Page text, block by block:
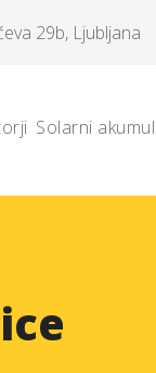
29b, Ljubljana
Solarni